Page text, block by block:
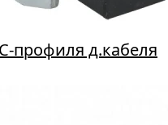
профиля д.кабеля